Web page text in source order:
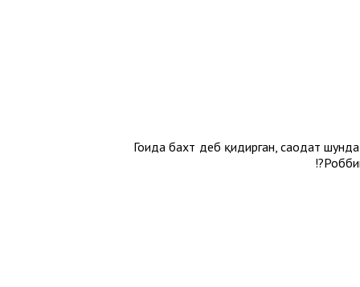
Гоҳида бахт деб қидирган, саодат